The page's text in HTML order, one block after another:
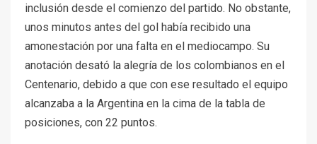
inclusión desde el comienzo del partido. No obstante,
unos minutos antes del gol había recibido una
amonestación por una falta en el mediocampo. Su
anotación desató la alegría de los colombianos en el
Centenario, debido a que con ese resultado el equipo
alcanzaba a la Argentina en la cima de la tabla de
posiciones, con 22 puntos.